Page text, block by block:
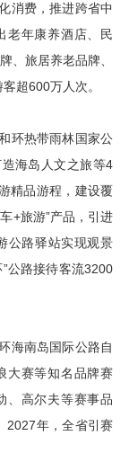
消费，推进跨省中
老年康养酒店、民
、旅居养老品牌、
超600万人次。
环热带雨林国家公
海岛人文之旅等4
精品游程，建设覆
+旅游”产品，引进
公路驿站实现观景
公路接待客流3200
海南岛国际公路自
大赛等知名品牌赛
、高尔夫等赛事品
2027年，全省引赛